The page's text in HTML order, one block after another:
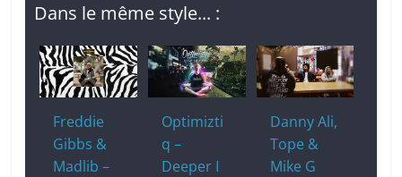
Dans le même style... :
Freddie
Gibbs &
Madlib –
Optimizti
q –
Deeper I
Danny Ali,
Tope &
Mike G